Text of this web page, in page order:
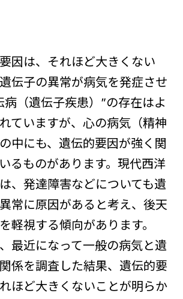
因は、それほど大きくない
伝子の異常が病気を発症させ
病（遺伝子疾患）”の存在はよ
ていますが、心の病気（精神
中にも、遺伝的要因が強く関
るものがあります。現代西洋
、発達障害などについても遺
常に原因があると考え、後天
軽視する傾向があります。
最近になって一般の病気と遺
係を調査した結果、遺伝的要
ほど大きくないことが明らか